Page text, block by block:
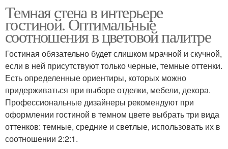
Темная стена в интерьере
гостиной. Оптимальные
соотношения в цветовой палитре
Гостиная обязательно будет слишком мрачной и скучной,
если в ней присутствуют только черные, темные оттенки.
Есть определенные ориентиры, которых можно
придерживаться при выборе отделки, мебели, декора.
Профессиональные дизайнеры рекомендуют при
оформлении гостиной в темном цвете выбрать три вида
оттенков: темные, средние и светлые, использовать их в
соотношении 2:2:1.